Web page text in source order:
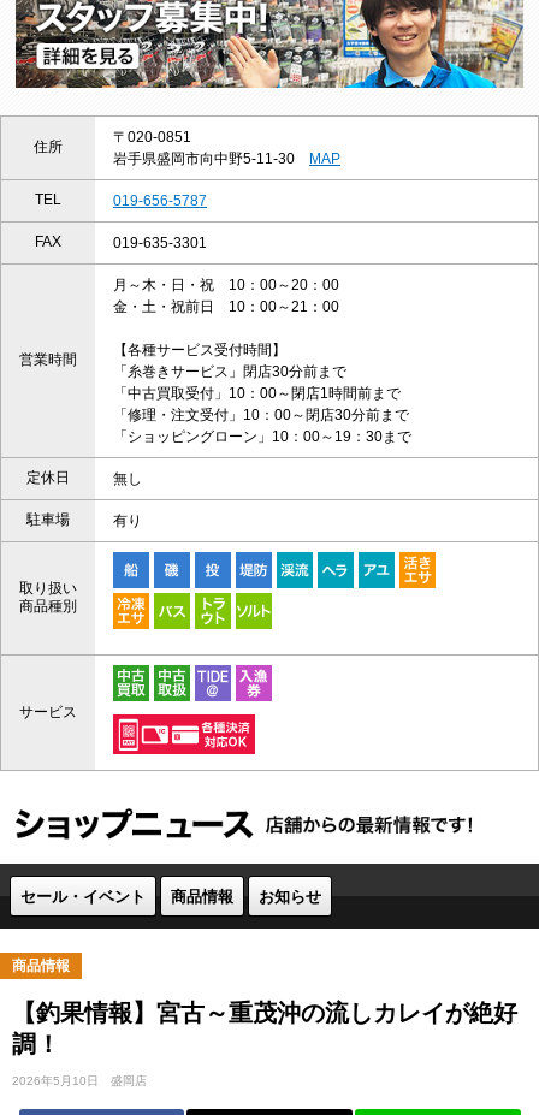
住所
〒020-0851
岩手県盛岡市向中野5-11-30 MAP
TEL 019-656-5787
FAX 019-635-3301
営業時間
月～木・日・祝 10：00～20：00
金・土・祝前日 10：00～21：00
【各種サービス受付時間】
「糸巻きサービス」閉店30分前まで
「中古買取受付」10：00～閉店1時間前まで
「修理・注文受付」10：00～閉店30分前まで
「ショッピングローン」10：00～19：30まで
定休日 無し
駐車場 有り
取り扱い
商品種別
サービス
セール・イベント 商品情報 お知らせ
商品情報
【釣果情報】宮古～重茂沖の流しカレイが絶好
調！
2026年5月10日 盛岡店